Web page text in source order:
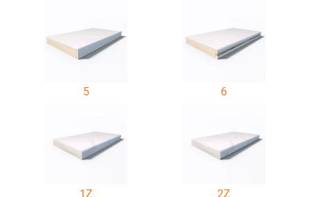
5 6
1Z 2Z